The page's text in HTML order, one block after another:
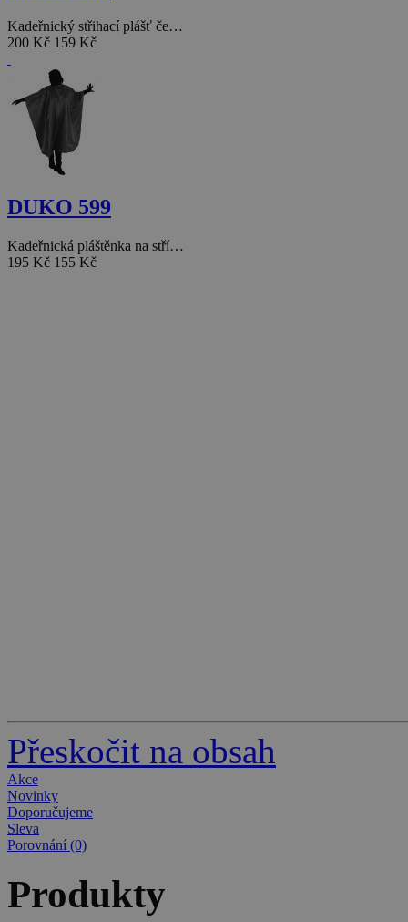
Kadeřnický střihací plášť če…
200 Kč 159 Kč
DUKO 599
Kadeřnická pláštěnka na stří…
195 Kč 155 Kč
Přeskočit na obsah
Akce
Novinky
Doporučujeme
Sleva
Porovnání (0)
Produkty